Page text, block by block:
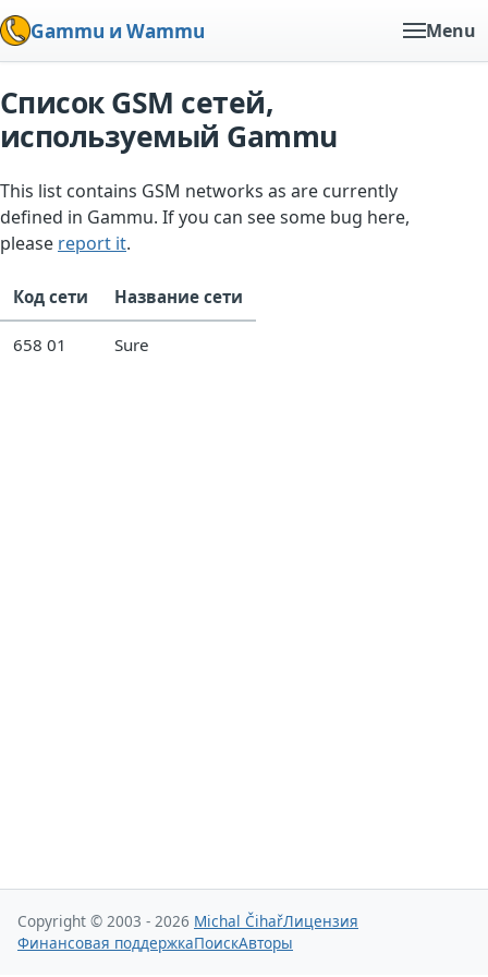
Gammu и Wammu Menu
Список GSM сетей,
используемый Gammu
This list contains GSM networks as are currently
defined in Gammu. If you can see some bug here,
please report it.
Код сети Название сети
658 01 Sure
Copyright © 2003 - 2026 Michal ČihařЛицензия
Финансовая поддержкаПоискАвторы